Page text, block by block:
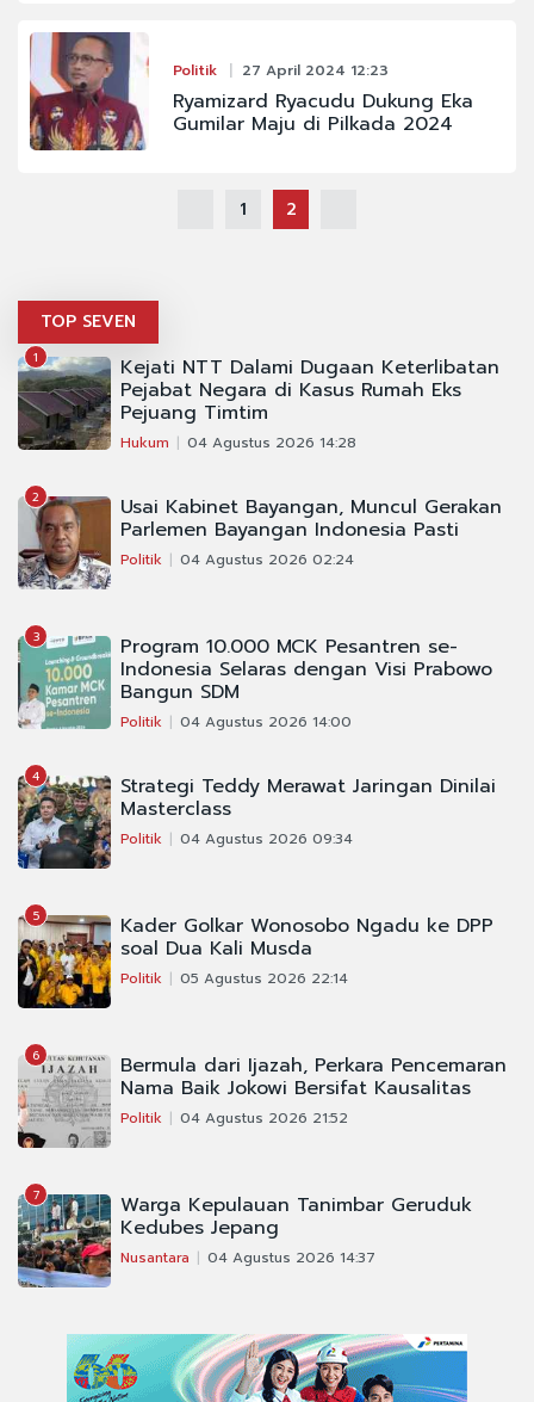
Politik 27 April 2024 12:23
Ryamizard Ryacudu Dukung Eka
Gumilar Maju di Pilkada 2024
1 2
TOP SEVEN
1 Kejati NTT Dalami Dugaan Keterlibatan
Pejabat Negara di Kasus Rumah Eks
Pejuang Timtim
Hukum 04 Agustus 2026 14:28
2 Usai Kabinet Bayangan, Muncul Gerakan
Parlemen Bayangan Indonesia Pasti
Politik 04 Agustus 2026 02:24
3 Program 10.000 MCK Pesantren se-
Indonesia Selaras dengan Visi Prabowo
Bangun SDM
Politik 04 Agustus 2026 14:00
4 Strategi Teddy Merawat Jaringan Dinilai
Masterclass
Politik 04 Agustus 2026 09:34
5 Kader Golkar Wonosobo Ngadu ke DPP
soal Dua Kali Musda
Politik 05 Agustus 2026 22:14
6 Bermula dari Ijazah, Perkara Pencemaran
Nama Baik Jokowi Bersifat Kausalitas
Politik 04 Agustus 2026 21:52
7 Warga Kepulauan Tanimbar Geruduk
Kedubes Jepang
Nusantara 04 Agustus 2026 14:37